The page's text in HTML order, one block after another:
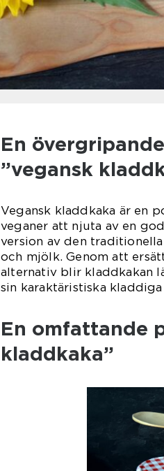
En
”vegansk
Vegansk kladdkaka är en
veganer att njuta av en
version av den
och mjölk. Genom att
alternativ blir kladdkakan
sin karaktäristiska
En omfattande
kladdkaka”